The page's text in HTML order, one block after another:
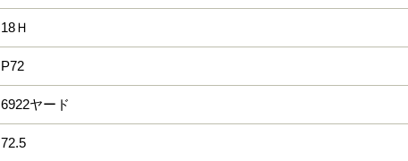
18Ｈ
P72
6922ヤード
72.5